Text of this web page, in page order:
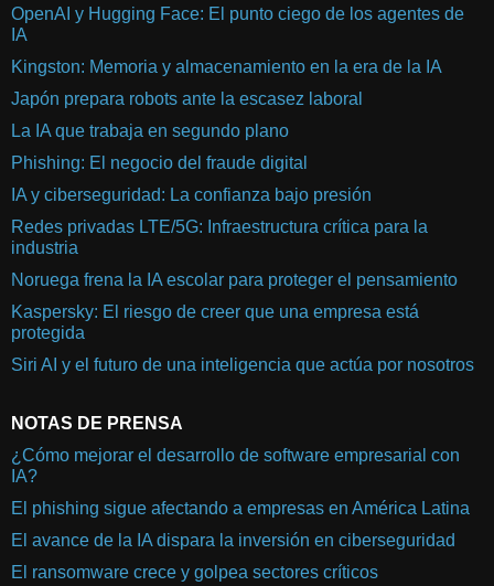
OpenAI y Hugging Face: El punto ciego de los agentes de
IA
Kingston: Memoria y almacenamiento en la era de la IA
Japón prepara robots ante la escasez laboral
La IA que trabaja en segundo plano
Phishing: El negocio del fraude digital
IA y ciberseguridad: La confianza bajo presión
Redes privadas LTE/5G: Infraestructura crítica para la
industria
Noruega frena la IA escolar para proteger el pensamiento
Kaspersky: El riesgo de creer que una empresa está
protegida
Siri AI y el futuro de una inteligencia que actúa por nosotros
NOTAS DE PRENSA
¿Cómo mejorar el desarrollo de software empresarial con
IA?
El phishing sigue afectando a empresas en América Latina
El avance de la IA dispara la inversión en ciberseguridad
El ransomware crece y golpea sectores críticos